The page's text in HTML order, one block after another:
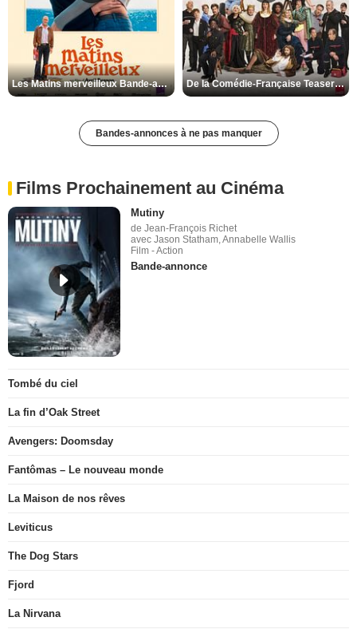
Les Matins merveilleux Bande-annonce VF De la Comédie-Française Teaser VF
Bandes-annonces à ne pas manquer
Films Prochainement au Cinéma
Mutiny
de Jean-François Richet
avec Jason Statham, Annabelle Wallis
Film - Action
Bande-annonce
Tombé du ciel
La fin d’Oak Street
Avengers: Doomsday
Fantômas – Le nouveau monde
La Maison de nos rêves
Leviticus
The Dog Stars
Fjord
La Nirvana